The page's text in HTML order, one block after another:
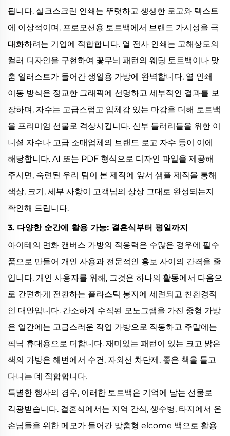
됩니다. 실크스크린 인쇄는 뚜렷하고 생생한 로고와 텍스트
에 이상적이며, 프로모션용 토트백에서 브랜드 가시성을 극
대화하려는 기업에 적합합니다. 열 전사 인쇄는 고해상도의
컬러 디자인을 구현하여 꽃무늬 패턴의 웨딩 토트백이나 맞
춤 일러스트가 들어간 생일용 가방에 완벽합니다. 열 인쇄
이동 방식은 정교한 그래픽에 선명하고 세부적인 결과를 보
장하며, 자수는 고급스럽고 입체감 있는 마감을 더해 토트백
을 프리미엄 선물로 격상시킵니다. 신부 들러리들을 위한 이
니셜 자수나 고급 소매업체의 브랜드 로고 자수 등이 이에
해당합니다. AI 또는 PDF 형식으로 디자인 파일을 제공해
주시면, 숙련된 우리 팀이 본 제작에 앞서 샘플 제작을 통해
색상, 크기, 세부 사항이 고객님의 상상 그대로 완성되는지
확인해 드립니다.
3. 다양한 순간에 활용 가능: 결혼식부터 평일까지
아이테의 면화 캔버스 가방의 적응력은 수많은 경우에 필수
품으로 만들어 개인 사용과 전문적인 홍보 사이의 간격을 줄
입니다. 개인 사용자를 위해, 그것은 하나의 활동에서 다음으
로 간편하게 전환하는 플라스틱 봉지에 세련되고 친환경적
인 대안입니다. 간소하게 수직된 모노그램을 가진 중형 가방
은 일간에는 고급스러운 작업 가방으로 작동하고 주말에는
픽닉 휴대용으로 더합니다. 재미있는 패턴이 있는 크고 밝은
색의 가방은 해변에서 수건, 자외선 차단제, 좋은 책을 들고
다니는 데 적합합니다.
특별한 행사의 경우, 이러한 토트백은 기억에 남는 선물로
각광받습니다. 결혼식에서는 지역 간식, 생수병, 타지에서 온
손님들을 위한 메모가 들어간 맞춤형 elcome 백으로 활용